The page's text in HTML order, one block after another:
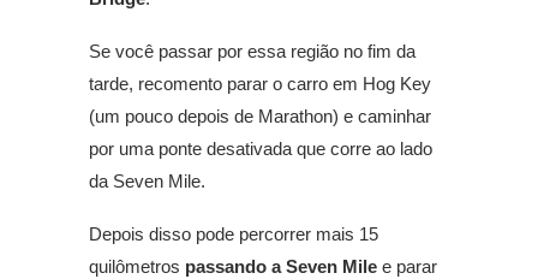
Se você passar por essa região no fim da
tarde, recomento parar o carro em Hog Key
(um pouco depois de Marathon) e caminhar
por uma ponte desativada que corre ao lado
da Seven Mile.
Depois disso pode percorrer mais 15
quilômetros passando a Seven Mile e parar